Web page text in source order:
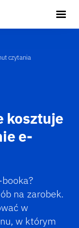
czytania
kosztuje
e-
na zarobek.
w
w którym